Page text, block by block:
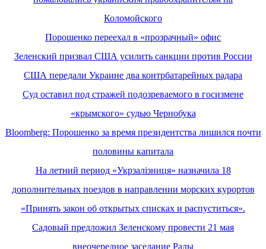
Коломойского
Порошенко переехал в «прозрачный» офис
Зеленский призвал США усилить санкции против России
США передали Украине два контрбатарейных радара
Суд оставил под стражей подозреваемого в госизмене
«крымского» судью Чернобука
Bloomberg: Порошенко за время президентства лишился почти
половины капитала
На летний период «Укрзалізниця» назначила 18
дополнительных поездов в направлении морских курортов
«Принять закон об открытых списках и распуститься».
Садовый предложил Зеленскому провести 21 мая
внеочередное заседание Рады